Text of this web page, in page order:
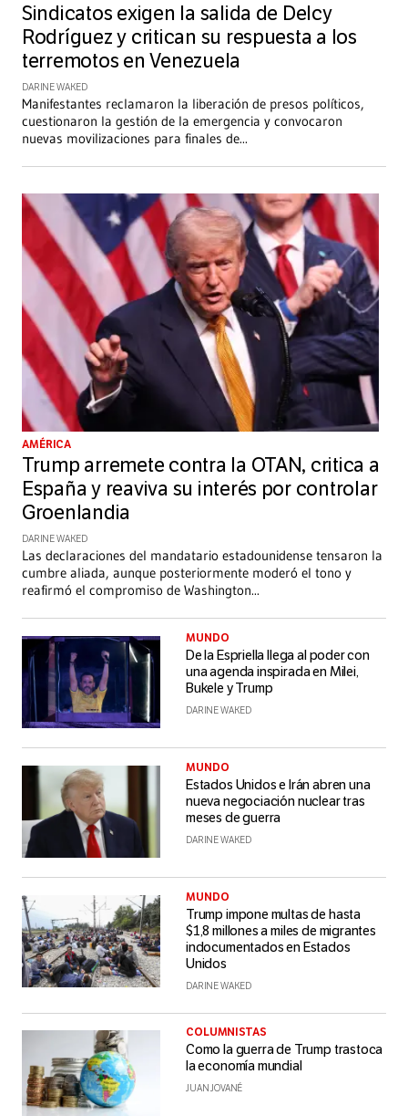
Sindicatos exigen la salida de Delcy
Rodríguez y critican su respuesta a los
terremotos en Venezuela
DARINE WAKED
Manifestantes reclamaron la liberación de presos políticos,
cuestionaron la gestión de la emergencia y convocaron
nuevas movilizaciones para finales de...
AMÉRICA
Trump arremete contra la OTAN, critica a
España y reaviva su interés por controlar
Groenlandia
DARINE WAKED
Las declaraciones del mandatario estadounidense tensaron la
cumbre aliada, aunque posteriormente moderó el tono y
reafirmó el compromiso de Washington...
MUNDO
De la Espriella llega al poder con
una agenda inspirada en Milei,
Bukele y Trump
DARINE WAKED
MUNDO
Estados Unidos e Irán abren una
nueva negociación nuclear tras
meses de guerra
DARINE WAKED
MUNDO
Trump impone multas de hasta
$1,8 millones a miles de migrantes
indocumentados en Estados
Unidos
DARINE WAKED
COLUMNISTAS
Como la guerra de Trump trastoca
la economía mundial
JUAN JOVANÉ